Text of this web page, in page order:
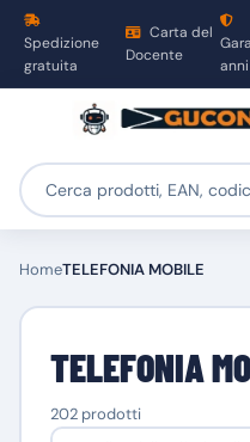
Spedizione
gratuita
Carta del
Docente
anni
HomeTELEFONIA MOBILE
TELEFONIA
202 prodotti